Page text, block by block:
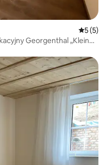
Średnia
5 (5)
Georgenthal „Kleiner